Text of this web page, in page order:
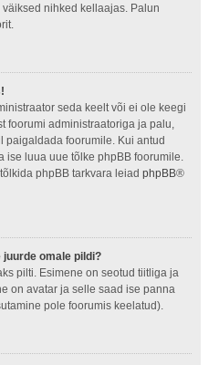
nihked kellaajas. Palun
seda keelt või ei ole keegi
foorumi administraatoriga ja palu,
paigaldada foorumile. Kui antud
ise luua uue tõlke phpBB foorumile.
phpBB tarkvara leiad phpBB®
juurde omale pildi?
pilti. Esimene on seotud tiitliga ja
on avatar ja selle saad ise panna
pole foorumis keelatud).